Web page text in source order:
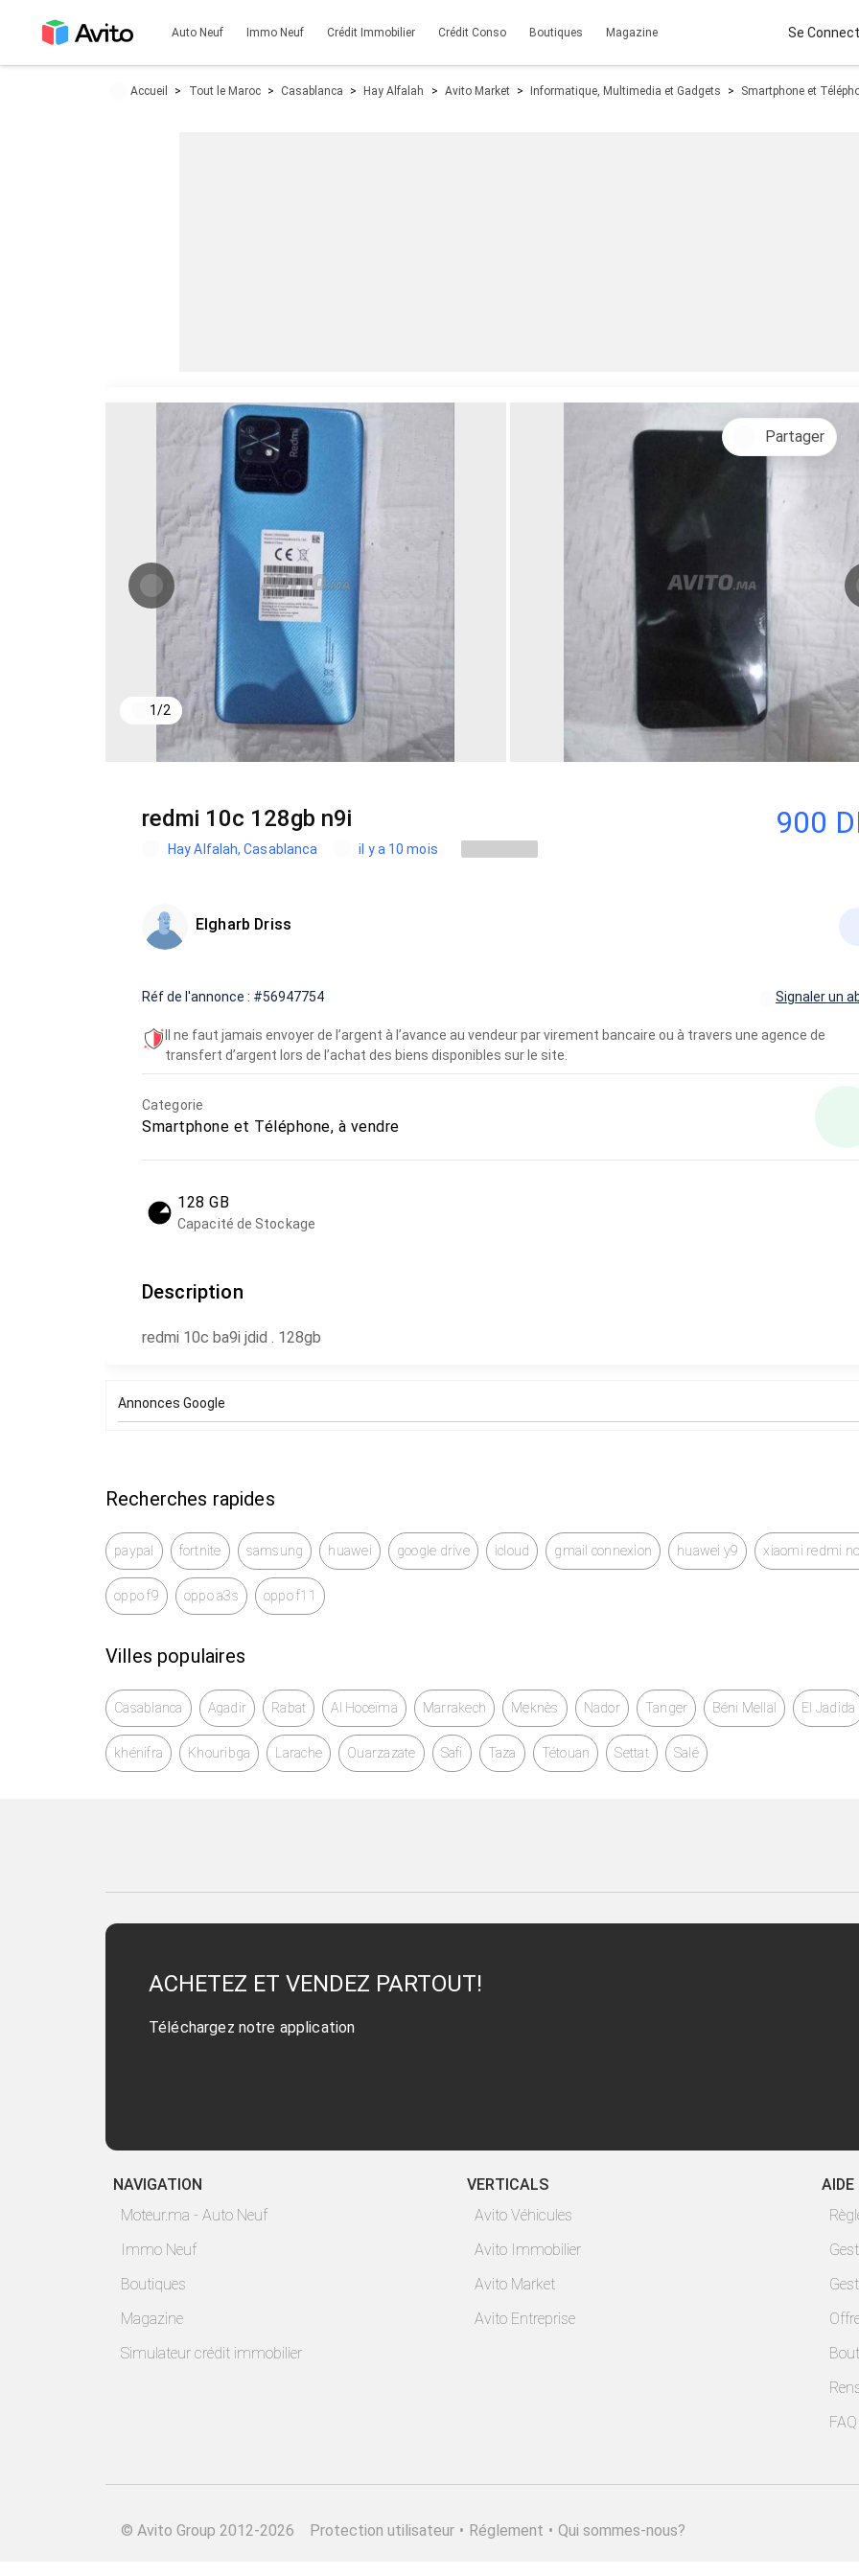
Auto Neuf Immo Neuf Crédit Immobilier Crédit Conso Boutiques Magazine Se
Accueil Tout le Maroc Casablanca Hay Alfalah Avito Market Informatique, Multimedia et Gadgets Smartphone et
1/2
Partager
redmi 10c 128gb n9i
Hay Alfalah, Casablanca il y a 10 mois
900
Elgharb Driss
Réf de l'annonce : #56947754 Signaler un
Il ne faut jamais envoyer de l’argent à l’avance au vendeur par virement bancaire ou à travers une agence de
transfert d’argent lors de l’achat des biens disponibles sur le site.
Categorie
Smartphone et Téléphone, à vendre
128 GB
Capacité de Stockage
Description
redmi 10c ba9i jdid . 128gb
Annonces Google
Recherches rapides
paypal fortnite samsung huawei google drive icloud gmail connexion huawei y9 xiaomi redmi
oppo f9 oppo a3s oppo f11
Villes populaires
Casablanca Agadir Rabat Al Hoceïma Marrakech Meknès Nador Tanger Béni Mellal El Jadida
khénifra Khouribga Larache Ouarzazate Safi Taza Tétouan Settat Salé
ACHETEZ ET VENDEZ PARTOUT!
Téléchargez notre application
NAVIGATION
Moteur.ma - Auto Neuf
Immo Neuf
Boutiques
Magazine
Simulateur crédit immobilier
VERTICALS
Avito Véhicules
Avito Immobilier
Avito Market
Avito Entreprise
AIDE
FAQ
© Avito Group 2012-2026 Protection utilisateur • Réglement • Qui sommes-nous?